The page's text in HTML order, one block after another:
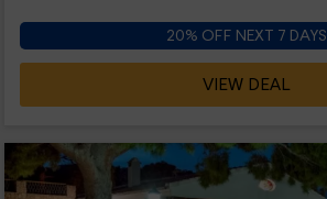
20% OFF NEXT 7 DAYS
VIEW DEAL